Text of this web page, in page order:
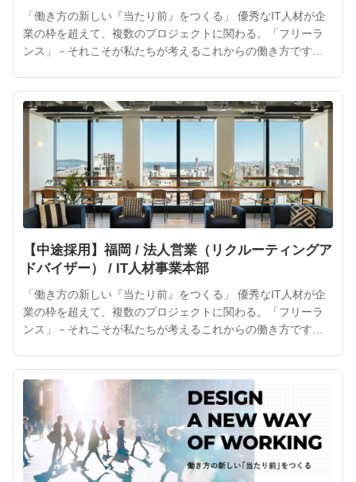
「働き方の新しい『当たり前』をつくる」 優秀なIT人材が企
業の枠を超えて、複数のプロジェクトに関わる。「フリーラ
ンス」－それこそが私たちが考えるこれからの働き方です。
や社会にとって、大きな力となるはずです。インターネット
が私たちの「当たり前」になったように、ITフリーランスを
働き方
【中途採用】福岡 / 法人営業（リクルーティングア
ドバイザー） / IT人材事業本部
「働き方の新しい『当たり前』をつくる」 優秀なIT人材が企
業の枠を超えて、複数のプロジェクトに関わる。「フリーラ
ンス」－それこそが私たちが考えるこれからの働き方です。
や社会にとって、大きな力となるはずです。インターネット
が私たちの「当たり前」になったように、ITフリーランスを
働き方